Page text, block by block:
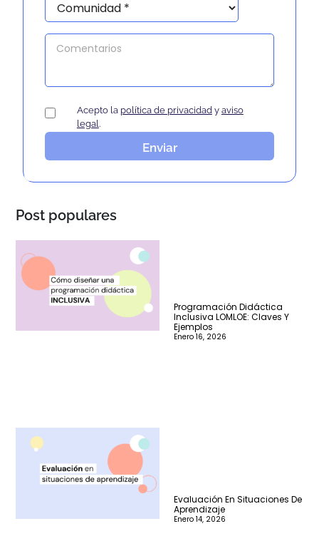
Acepto la política de privacidady aviso
legal.
Enviar
Post populares
Programación Didáctica
Inclusiva LOMLOE: Claves Y
Ejemplos
Enero 16, 2026
Evaluación En Situaciones De
Aprendizaje
Enero 14, 2026